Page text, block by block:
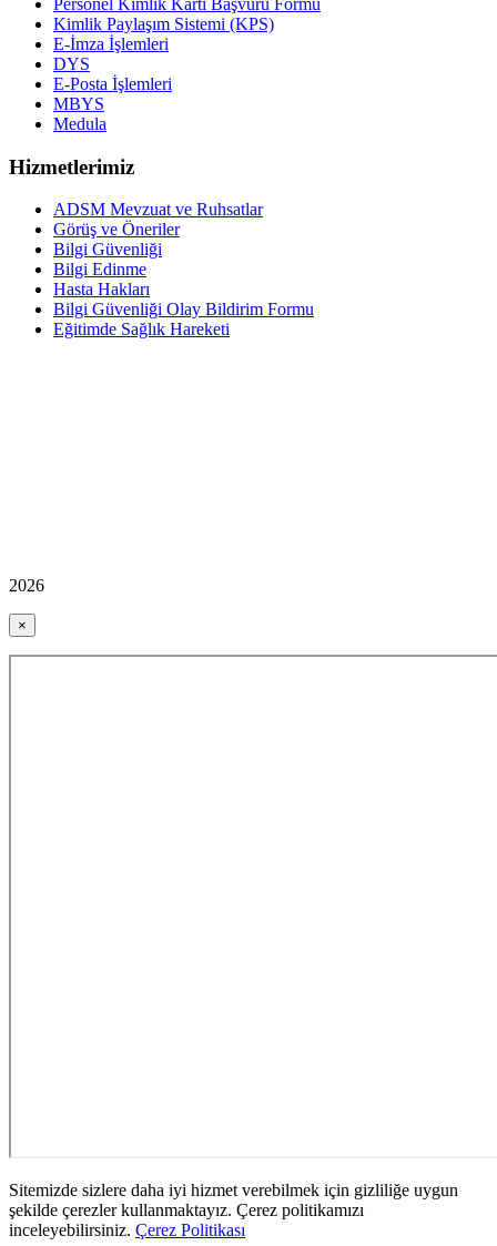
Personel Kimlik Kartı Başvuru Formu
Kimlik Paylaşım Sistemi (KPS)
E-İmza İşlemleri
DYS
E-Posta İşlemleri
MBYS
Medula
Hizmetlerimiz
ADSM Mevzuat ve Ruhsatlar
Görüş ve Öneriler
Bilgi Güvenliği
Bilgi Edinme
Hasta Hakları
Bilgi Güvenliği Olay Bildirim Formu
Eğitimde Sağlık Hareketi
2026
×
Sitemizde sizlere daha iyi hizmet verebilmek için gizliliğe uygun
şekilde çerezler kullanmaktayız. Çerez politikamızı
inceleyebilirsiniz. Çerez Politikası